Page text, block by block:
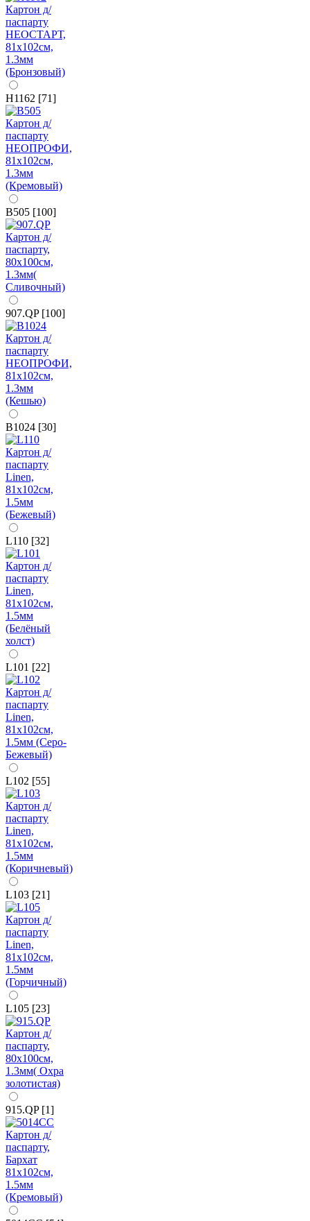
H1162 [71]
B505 [100]
907.QP [100]
B1024 [30]
L110 [32]
L101 [22]
L102 [55]
L103 [21]
L105 [23]
915.QP [1]